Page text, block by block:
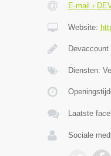
E-mail ›
Website:
Diensten:
Laatste
Sociale